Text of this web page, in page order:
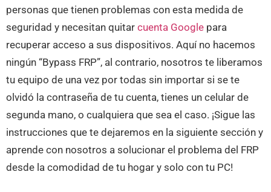
personas que tienen problemas con esta medida de
seguridad y necesitan quitar cuenta Google para
recuperar acceso a sus dispositivos. Aquí no hacemos
ningún “Bypass FRP”, al contrario, nosotros te liberamos
tu equipo de una vez por todas sin importar si se te
olvidó la contraseña de tu cuenta, tienes un celular de
segunda mano, o cualquiera que sea el caso. ¡Sigue las
instrucciones que te dejaremos en la siguiente sección y
aprende con nosotros a solucionar el problema del FRP
desde la comodidad de tu hogar y solo con tu PC!